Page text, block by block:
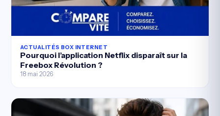
ACTUALITÉS BOX INTERNET
Pourquoi l’application Netflix disparaît sur la
Freebox Révolution ?
18 mai 2026